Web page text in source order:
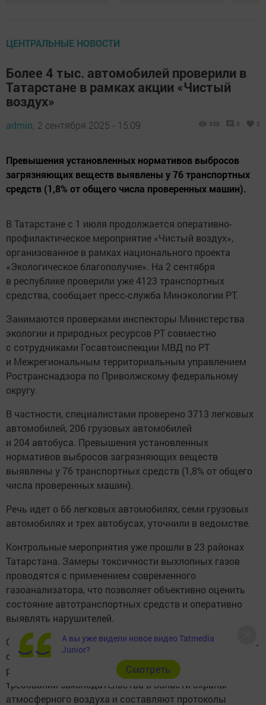
ЦЕНТРАЛЬНЫЕ НОВОСТИ
Более 4 тыс. автомобилей проверили в
Татарстане в рамках акции «Чистый
воздух»
admin, 2 сентября 2025 - 15:09 338 0 0
Превышения установленных нормативов выбросов
загрязняющих веществ выявлены у 76 транспортных
средств (1,8% от общего числа проверенных машин).
В Татарстане с 1 июля продолжается оперативно-
профилактическое мероприятие «Чистый воздух»,
организованное в рамках национального проекта
«Экологическое благополучие». На 2 сентября
в республике проверили уже 4123 транспортных
средства, сообщает пресс-служба Минэкологии РТ.
Занимаются проверками инспекторы Министерства
экологии и природных ресурсов РТ совместно
с сотрудниками Госавтоиспекции МВД по РТ
и Межрегиональным территориальным управлением
Ространснадзора по Приволжскому федеральному
округу.
В частности, специалистами проверено 3713 легковых
автомобилей, 206 грузовых автомобилей
и 204 автобуса. Превышения установленных
нормативов выбросов загрязняющих веществ
выявлены у 76 транспортных средств (1,8% от общего
числа проверенных машин).
Речь идет о 66 легковых автомобилях, семи грузовых
автомобилях и трех автобусах, уточнили в ведомстве.
Контрольные мероприятия уже прошли в 23 районах
Татарстана. Замеры токсичности выхлопных газов
проводятся с применением современного
газоанализатора, что позволяет объективно оценить
состояние автотранспортных средств и оперативно
выявлять нарушителей.
С владельцами авто, у которых выявлены превышения,
сотрудники Минэкологии проводят разъяснительную
работу о недопустимости нарушений обязательных
требований законодательства в области охраны
атмосферного воздуха и составляют протоколы
А вы уже видели новое видео Tatmedia
Junior?
Cмотреть